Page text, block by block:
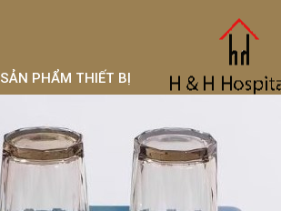
SẢN PHẨM THIẾT BỊ